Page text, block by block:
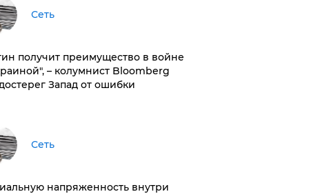
Сеть
получит преимущество в войне
– колумнист Bloomberg
Запад от ошибки
Сеть
напряженность внутри